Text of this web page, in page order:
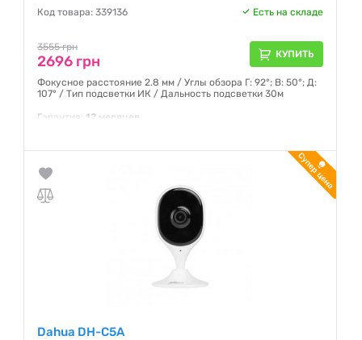
Код товара: 339136 Есть на складе
3555 грн
2696 грн КУПИТЬ
Фокусное расстояние 2.8 мм / Углы обзора Г: 92°; В: 50°; Д:
107° / Тип подсветки ИК / Дальность подсветки 30м
Гарантия: 12 месяцев
Dahua DH-C5A